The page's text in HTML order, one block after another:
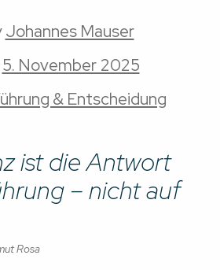
Johannes Mauser
5. November 2025
& Entscheidung
ist die Antwort
– nicht auf
Rosa